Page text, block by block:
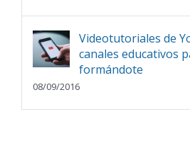
Videotutoriales de
canales educativos
formándote
08/09/2016